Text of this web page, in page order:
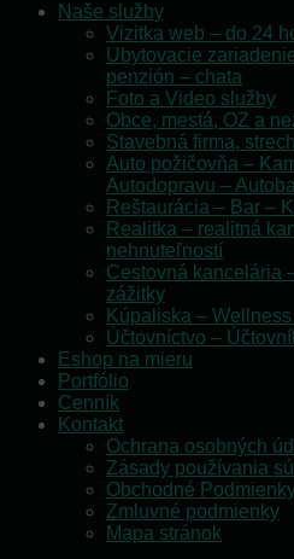
Naše služby
Vizitka web – do 24
Ubytovacie
penzión – chata
Foto a Video služby
Obce, mestá, OZ a
Stavebná firma,
Auto požičovňa –
Autodopravu –
Reštaurácia – Bar –
Realitka – realitná
nehnuteľností
Cestovná kancelária
zážitky
Kúpaliska –
Účtovníctvo –
Eshop na mieru
Portfólio
Cenník
Kontakt
Ochrana osobných
Zásady používania
Obchodné
Zmluvné podmienky
Mapa stránok